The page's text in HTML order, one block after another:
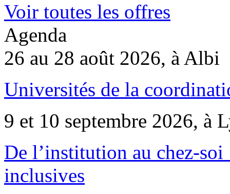
Voir toutes les offres
Agenda
26 au 28 août 2026, à Albi
Universités de la
9 et 10 septembre 2026, à
De l’institution au chez-
inclusives